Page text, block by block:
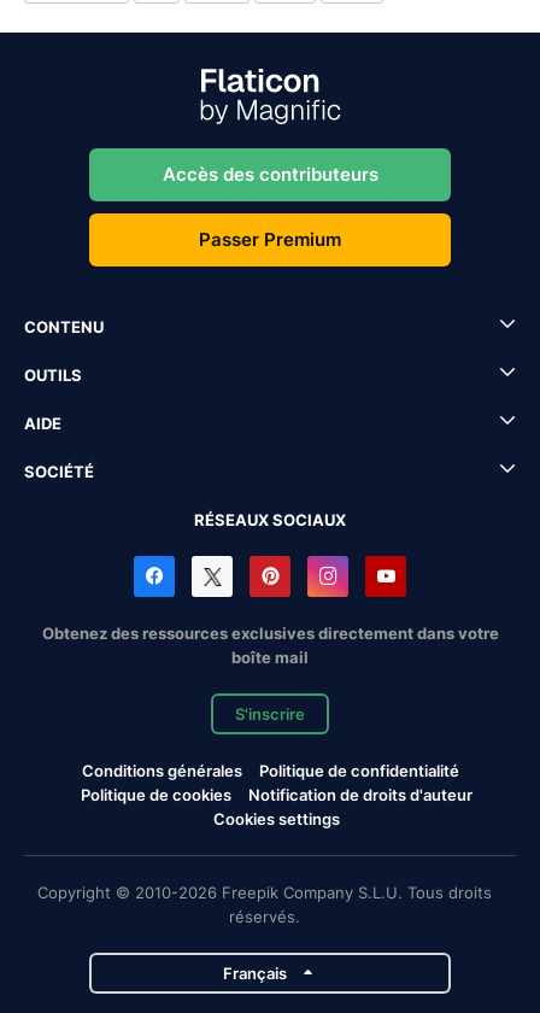
Accès des contributeurs
Passer Premium
CONTENU
OUTILS
AIDE
SOCIÉTÉ
RÉSEAUX SOCIAUX
Obtenez des ressources exclusives directement dans votre
boîte mail
S'inscrire
Conditions générales
Politique de confidentialité
Politique de cookies
Notification de droits d'auteur
Cookies settings
Copyright © 2010-2026 Freepik Company S.L.U. Tous droits
réservés.
Français